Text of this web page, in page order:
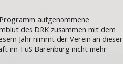
aufgenommene
des DRK zusammen mit dem
Jahr nimmt der Verein an dieser
im TuS Barenburg nicht mehr